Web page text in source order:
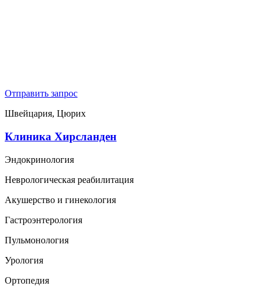
Отправить запрос
Швейцария, Цюрих
Клиника Хирсланден
Эндокринология
Неврологическая реабилитация
Акушерство и гинекология
Гастроэнтерология
Пульмонология
Урология
Ортопедия